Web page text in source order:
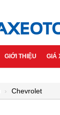
GIỚI THIỆU GIÁ
Chevrolet